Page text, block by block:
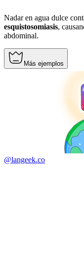
Nadar en agua dulce
esquistosomiasis,
abdominal.
Más ejemplos
@langeek.co